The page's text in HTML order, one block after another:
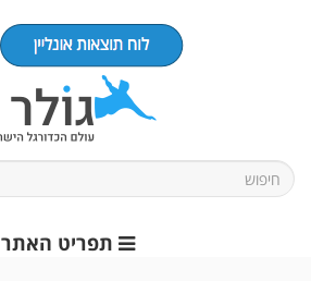
תפריט האתר